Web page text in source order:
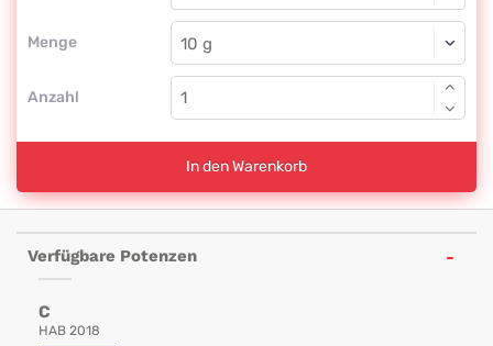
Menge
Globuli
Anzahl
In den Warenkorb
Verfügbare Potenzen
C
HAB 2018